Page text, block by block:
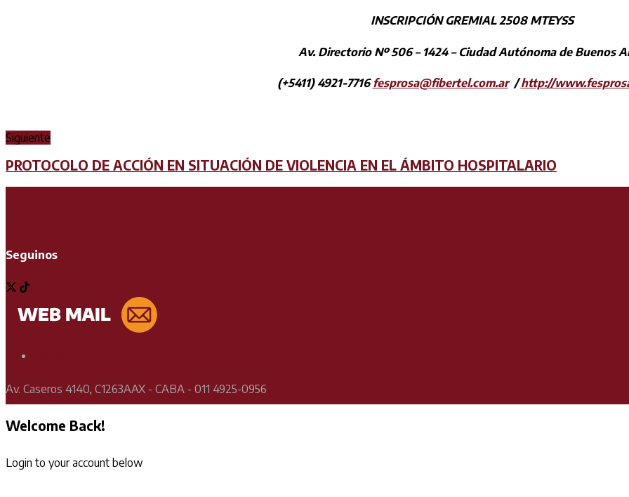
INSCRIPCIÓN GREMIAL 2508 MTEYSS
Av. Directorio Nº 506 – 1424 – Ciudad Autónoma de Buenos
(+5411) 4921-7716fesprosa@fibertel.com.ar/http://
Siguiente
PROTOCOLO DE ACCIÓN EN SITUACIÓN DE VIOLENCIA EN EL ÁMBITO HOSPITALARIO
Seguinos
Av. Caseros 4140, C1263AAX - CABA - 011 4925-0956
Welcome Back!
Login to your account below